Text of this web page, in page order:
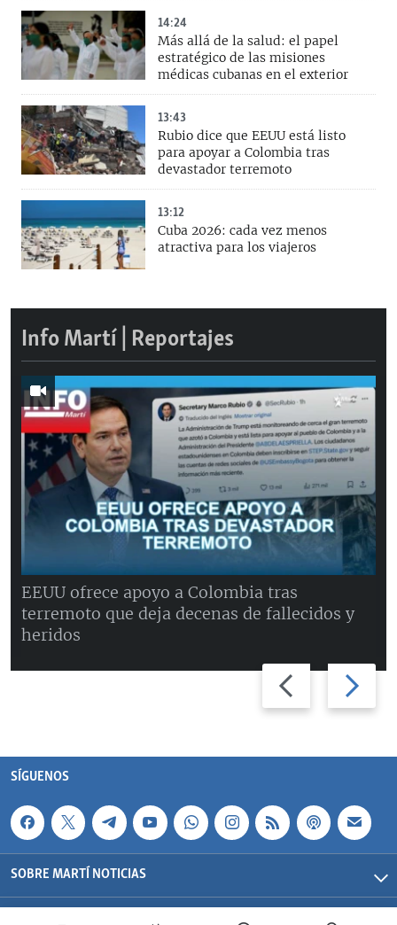
14:24
Más allá de la salud: el papel
estratégico de las misiones
médicas cubanas en el exterior
13:43
Rubio dice que EEUU está listo
para apoyar a Colombia tras
devastador terremoto
13:12
Cuba 2026: cada vez menos
atractiva para los viajeros
Info Martí | Reportajes
Previous
slide
Next
slide
EEUU ofrece apoyo a Colombia tras
terremoto que deja decenas de fallecidos y
heridos
SÍGUENOS
SOBRE MARTÍ NOTICIAS